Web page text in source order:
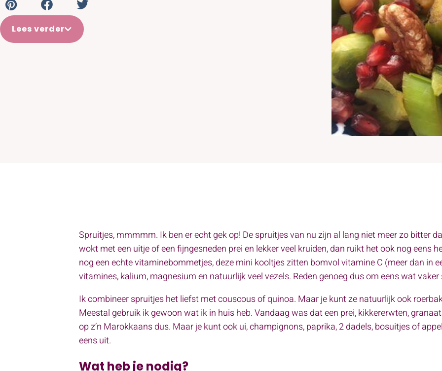
Lees verder
Spruitjes, mmmmm. Ik ben er echt gek op! De spruitjes van nu zijn al lang niet meer zo bitter
wokt met een uitje of een fijngesneden prei en lekker veel kruiden, dan ruikt het ook nog eens
nog een echte vitaminebommetjes, deze mini kooltjes zitten bomvol vitamine C (meer dan in
vitamines, kalium, magnesium en natuurlijk veel vezels. Reden genoeg dus om eens wat
Ik combineer spruitjes het liefst met couscous of quinoa. Maar je kunt ze natuurlijk ook
Meestal gebruik ik gewoon wat ik in huis heb. Vandaag was dat een prei, kikkererwten,
op z’n Marokkaans dus. Maar je kunt ook ui, champignons, paprika, 2 dadels, bosuitjes of
eens uit.
Wat heb je nodig?